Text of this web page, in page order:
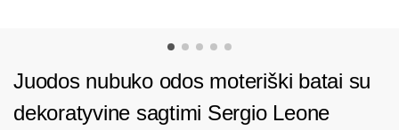
Juodos nubuko odos moteriški batai su
dekoratyvine sagtimi Sergio Leone